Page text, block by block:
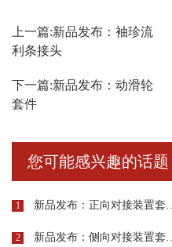
上一篇:新品发布：袖珍流
利条接头
下一篇:新品发布：动滑轮
套件
您可能感兴趣的话题
1 新品发布：正向对接装置套…
2 新品发布：侧向对接装置套…